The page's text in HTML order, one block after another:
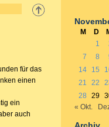
für das
einen
ein
auch
M D
1
7
8
14
15
21
22
28
29
« Okt.